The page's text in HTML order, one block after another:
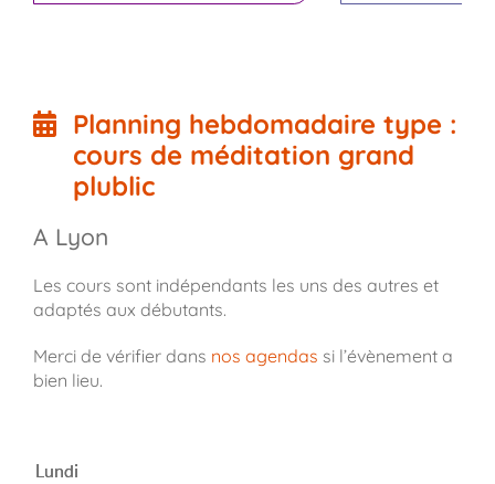
Planning hebdomadaire type :
cours de méditation grand
plublic
A Lyon
Les cours sont indépendants les uns des autres et
adaptés aux débutants.
Merci de vérifier dans nos agendas si l’évènement a
bien lieu.
Lundi